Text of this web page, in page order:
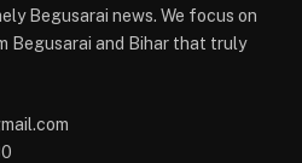
Begusarai news. We focus on
Begusarai and Bihar that truly